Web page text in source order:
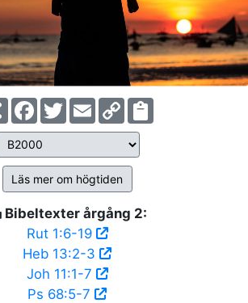
ShareFacebook
TwitterEmailCopy
Link
Läs mer om högtiden
Bibeltexter årgång 2:
Rut 1:6-19
Heb 13:2-3
Joh 11:1-7
Ps 68:5-7